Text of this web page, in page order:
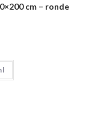
cm – ronde